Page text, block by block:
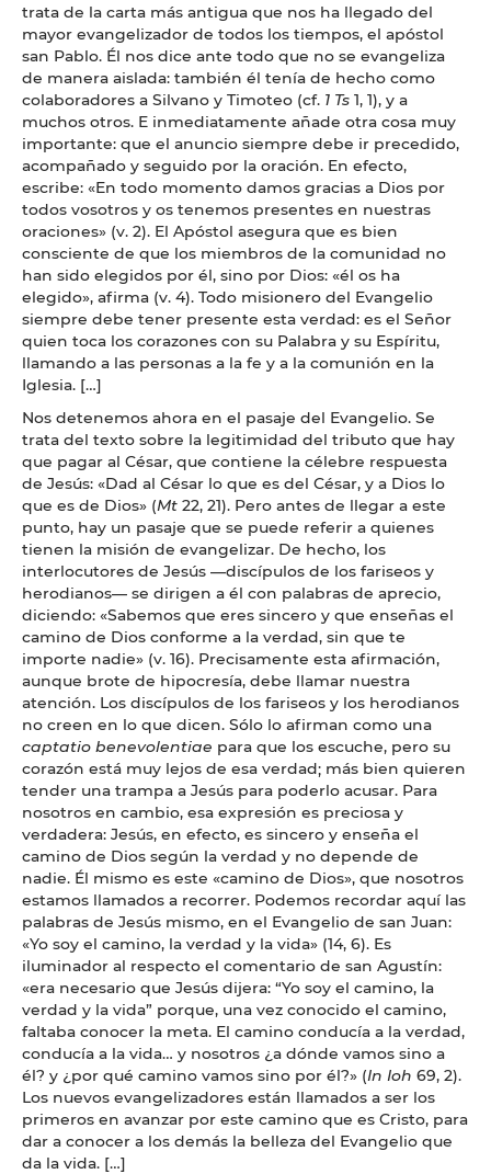
trata de la carta más antigua que nos ha llegado del
mayor evangelizador de todos los tiempos, el apóstol
san Pablo. Él nos dice ante todo que no se evangeliza
de manera aislada: también él tenía de hecho como
colaboradores a Silvano y Timoteo (cf. 1 Ts 1, 1), y a
muchos otros. E inmediatamente añade otra cosa muy
importante: que el anuncio siempre debe ir precedido,
acompañado y seguido por la oración. En efecto,
escribe: «En todo momento damos gracias a Dios por
todos vosotros y os tenemos presentes en nuestras
oraciones» (v. 2). El Apóstol asegura que es bien
consciente de que los miembros de la comunidad no
han sido elegidos por él, sino por Dios: «él os ha
elegido», afirma (v. 4). Todo misionero del Evangelio
siempre debe tener presente esta verdad: es el Señor
quien toca los corazones con su Palabra y su Espíritu,
llamando a las personas a la fe y a la comunión en la
Iglesia. […]
Nos detenemos ahora en el pasaje del Evangelio. Se
trata del texto sobre la legitimidad del tributo que hay
que pagar al César, que contiene la célebre respuesta
de Jesús: «Dad al César lo que es del César, y a Dios lo
que es de Dios» (Mt 22, 21). Pero antes de llegar a este
punto, hay un pasaje que se puede referir a quienes
tienen la misión de evangelizar. De hecho, los
interlocutores de Jesús —discípulos de los fariseos y
herodianos— se dirigen a él con palabras de aprecio,
diciendo: «Sabemos que eres sincero y que enseñas el
camino de Dios conforme a la verdad, sin que te
importe nadie» (v. 16). Precisamente esta afirmación,
aunque brote de hipocresía, debe llamar nuestra
atención. Los discípulos de los fariseos y los herodianos
no creen en lo que dicen. Sólo lo afirman como una
captatio benevolentiae para que los escuche, pero su
corazón está muy lejos de esa verdad; más bien quieren
tender una trampa a Jesús para poderlo acusar. Para
nosotros en cambio, esa expresión es preciosa y
verdadera: Jesús, en efecto, es sincero y enseña el
camino de Dios según la verdad y no depende de
nadie. Él mismo es este «camino de Dios», que nosotros
estamos llamados a recorrer. Podemos recordar aquí las
palabras de Jesús mismo, en el Evangelio de san Juan:
«Yo soy el camino, la verdad y la vida» (14, 6). Es
iluminador al respecto el comentario de san Agustín:
«era necesario que Jesús dijera: “Yo soy el camino, la
verdad y la vida” porque, una vez conocido el camino,
faltaba conocer la meta. El camino conducía a la verdad,
conducía a la vida… y nosotros ¿a dónde vamos sino a
él? y ¿por qué camino vamos sino por él?» (In Ioh 69, 2).
Los nuevos evangelizadores están llamados a ser los
primeros en avanzar por este camino que es Cristo, para
dar a conocer a los demás la belleza del Evangelio que
da la vida. […]